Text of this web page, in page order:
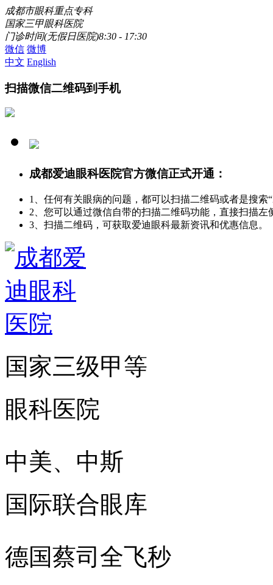
成都市眼科重点专科
国家三甲眼科医院
门诊时间(无假日医院)8:30 - 17:30
微信 微博
中文 English
扫描微信二维码到手机
成都爱迪眼科医院官方微信正式开通：
1、任何有关眼病的问题，都可以扫描二维码或者是搜索
2、您可以通过微信自带的扫描二维码功能，直接扫描左
3、扫描二维码，可获取爱迪眼科最新资讯和优惠信息。
国家三级甲等
眼科医院
中美、中斯
国际联合眼库
德国蔡司全飞秒